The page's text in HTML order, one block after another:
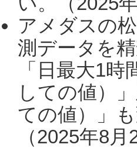
アメダスの
測データを
「日最大1
しての値）
ての値）」
（2025年8月